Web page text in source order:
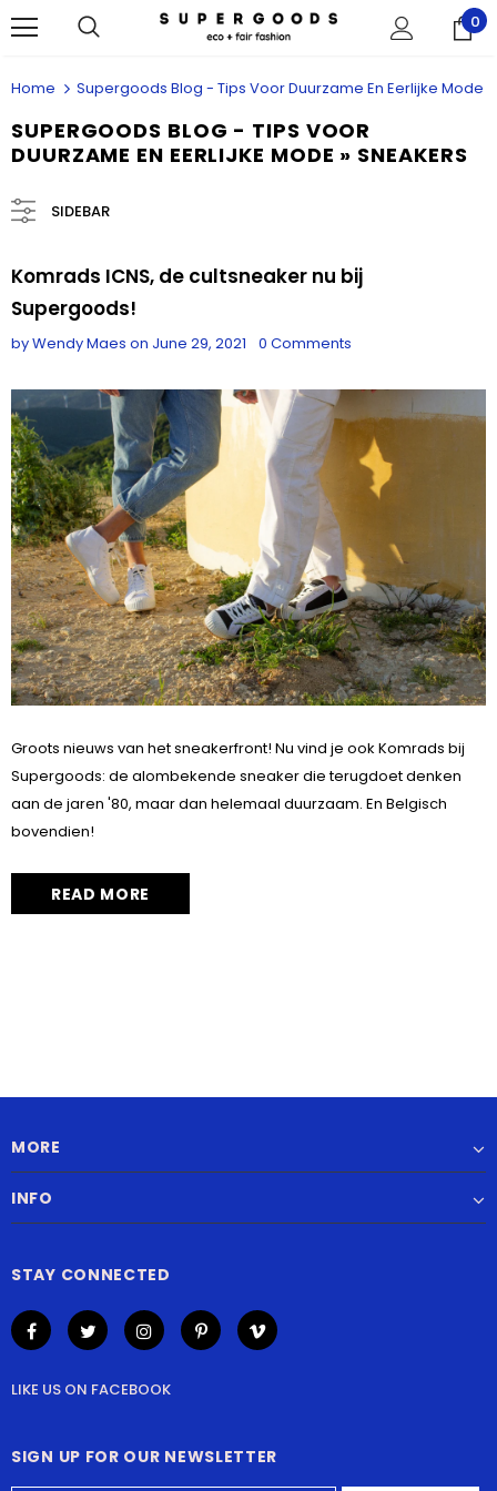
0
Home Supergoods Blog - Tips Voor Duurzame En Eerlijke Mode
SUPERGOODS BLOG - TIPS VOOR
DUURZAME EN EERLIJKE MODE » SNEAKERS
SIDEBAR
Komrads ICNS, de cultsneaker nu bij
Supergoods!
by Wendy Maes on June 29, 2021 0 Comments
Groots nieuws van het sneakerfront! Nu vind je ook Komrads bij
Supergoods: de alombekende sneaker die terugdoet denken
aan de jaren '80, maar dan helemaal duurzaam. En Belgisch
bovendien!
READ MORE
MORE
INFO
STAY CONNECTED
LIKE US ON FACEBOOK
SIGN UP FOR OUR NEWSLETTER